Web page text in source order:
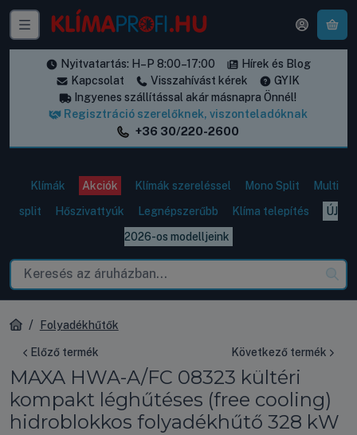
Nyitvatartás: H–P 8:00–17:00
Hírek és Blog
Kapcsolat
Visszahívást kérek
GYIK
Ingyenes szállítással akár másnapra Önnél!
Regisztráció szerelőknek, viszonteladóknak
+36 30/220-2600
Klímák Akciók Klímák szereléssel Mono Split
Multi
split
Hőszivattyúk Legnépszerűbb Klíma telepítés
ÚJ
2026-os modelljeink
Folyadékhűtők
Előző termék Következő termék
MAXA HWA-A/FC 08323 kültéri
kompakt léghűtéses (free cooling)
hidroblokkos folyadékhűtő 328 kW